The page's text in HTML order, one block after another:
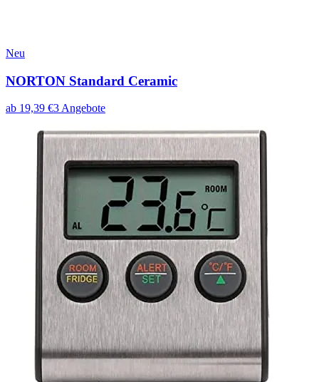
Neu
NORTON Standard Ceramic
ab 19,39 €3 Angebote